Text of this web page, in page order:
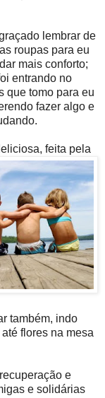
lembrar de
roupas para eu
mais conforto;
entrando no
que tomo para eu
fazer algo e
feita pela
também, indo
flores na mesa
e
e solidárias